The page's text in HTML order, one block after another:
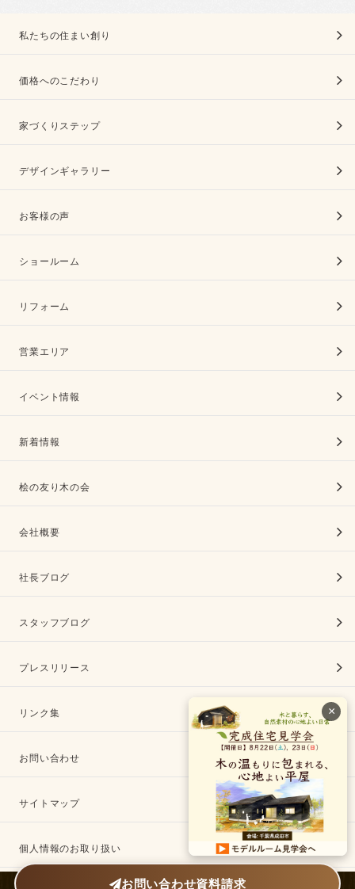
×
私たちの住まい創り
価格へのこだわり
家づくりステップ
デザインギャラリー
お客様の声
ショールーム
リフォーム
営業エリア
イベント情報
新着情報
桧の友り木の会
会社概要
社長ブログ
スタッフブログ
プレスリリース
リンク集
お問い合わせ
サイトマップ
個人情報のお取り扱い
お問い合わせ資料請求